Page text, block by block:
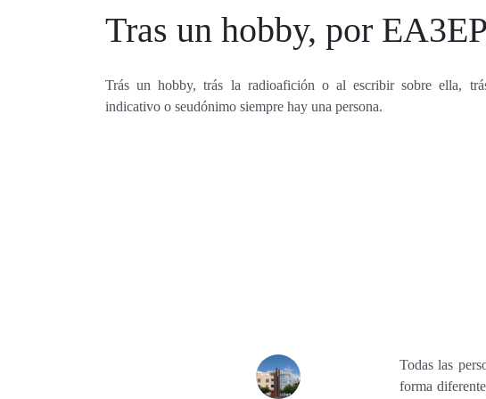
Tras un hobby, por
Trás un hobby, trás la radioafición o al escribir sobre ella,
indicativo o seudónimo siempre hay una persona.
Todas las
forma